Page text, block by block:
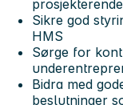
Sikre god
HMS
Sørge for
Bidra med
beslutninger